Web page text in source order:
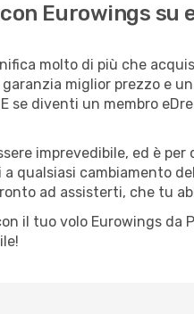
Eurowings su
molto di più che
miglior prezzo e
E se diventi un membro
imprevedibile, ed è
qualsiasi cambiamento
ad assisterti, che tu
il tuo volo Eurowings da